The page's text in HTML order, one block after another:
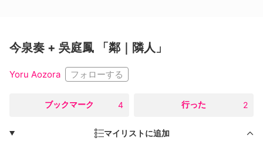
今泉奏 + 吳庭鳳 「鄰｜隣人」
Yoru Aozora フォローする
ブックマーク 4 行った 2
マイリストに追加